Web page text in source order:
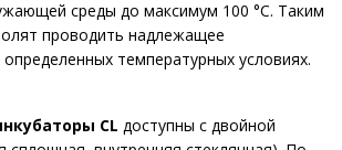
среды до максимум 100 °C. Таким
проводить надлежащее
температурных условиях.
CL доступны с двойной